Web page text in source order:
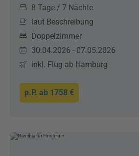
8 Tage / 7 Nächte
laut Beschreibung
Doppelzimmer
30.04.2026 - 07.05.2026
inkl. Flug ab Hamburg
p.P. ab 1758 €